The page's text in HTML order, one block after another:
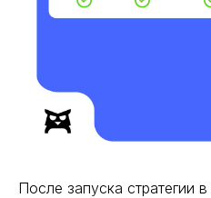
После запуска стратегии в